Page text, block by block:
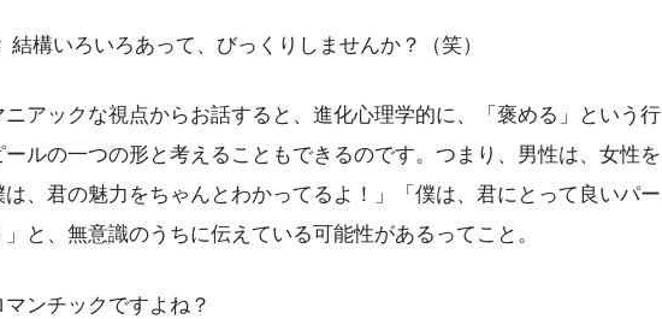
結構いろいろあって、びっくりしませんか？（笑）
アックな視点からお話すると、進化心理学的に、「褒める」という行
ルの一つの形と考えることもできるのです。つまり、男性は、女性を
、君の魅力をちゃんとわかってるよ！」「僕は、君にとって良いパー
」と、無意識のうちに伝えている可能性があるってこと。
マンチックですよね？